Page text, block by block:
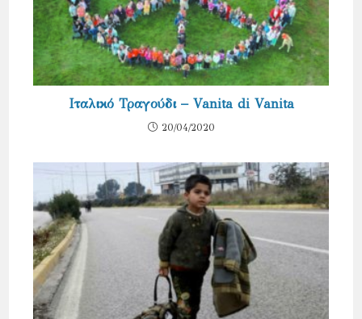
Ιταλικό Τραγούδι – Vanita di Vanita
20/04/2020